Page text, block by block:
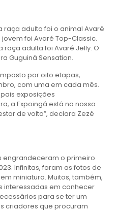
adulto foi o animal Avaré
foi Avaré Top-Classic.
adulta foi Avaré Jelly. O
Guguiná Sensation.
por oito etapas,
com uma em cada mês.
exposições
a Expoingá está no nosso
de volta”, declara Zezé
engrandeceram o primeiro
Infinitas, foram as fotos de
miniatura. Muitos, também,
interessadas em conhecer
para se ter um
criadores que procuram